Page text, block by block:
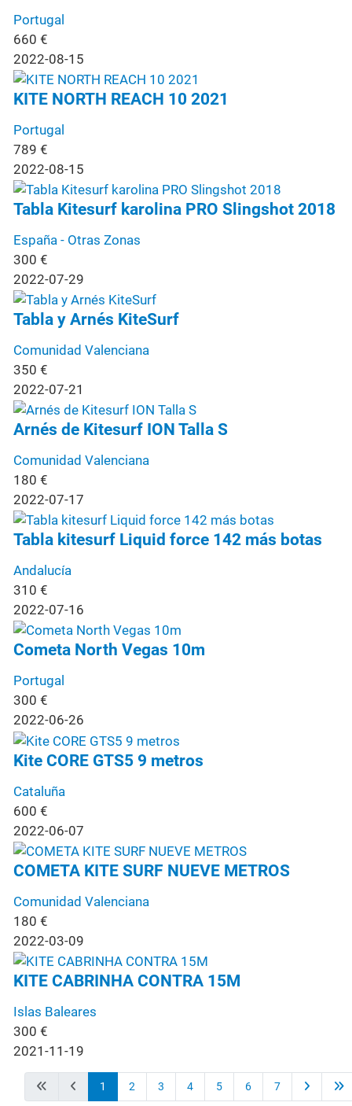
Portugal
660 €
2022-08-15
KITE NORTH REACH 10 2021
Portugal
789 €
2022-08-15
Tabla Kitesurf karolina PRO Slingshot 2018
España - Otras Zonas
300 €
2022-07-29
Tabla y Arnés KiteSurf
Comunidad Valenciana
350 €
2022-07-21
Arnés de Kitesurf ION Talla S
Comunidad Valenciana
180 €
2022-07-17
Tabla kitesurf Liquid force 142 más botas
Andalucía
310 €
2022-07-16
Cometa North Vegas 10m
Portugal
300 €
2022-06-26
Kite CORE GTS5 9 metros
Cataluña
600 €
2022-06-07
COMETA KITE SURF NUEVE METROS
Comunidad Valenciana
180 €
2022-03-09
KITE CABRINHA CONTRA 15M
Islas Baleares
300 €
2021-11-19
1 2 3 4 5 6 7